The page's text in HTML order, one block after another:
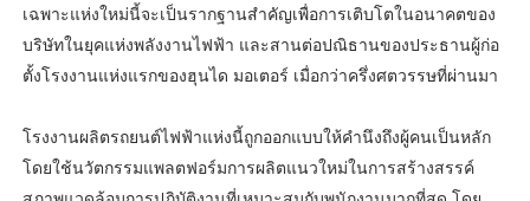
เฉพาะแห่งใหม่นี้จะเป็นรากฐานสำคัญเพื่อการเติบโตในอนาคตของ
บริษัทในยุคแห่งพลังงานไฟฟ้า และสานต่อปณิธานของประธานผู้ก่อ
ตั้งโรงงานแห่งแรกของฮุนได มอเตอร์ เมื่อกว่าครึ่งศตวรรษที่ผ่านมา
โรงงานผลิตรถยนต์ไฟฟ้าแห่งนี้ถูกออกแบบให้คำนึงถึงผู้คนเป็นหลัก
โดยใช้นวัตกรรมแพลตฟอร์มการผลิตแนวใหม่ในการสร้างสรรค์